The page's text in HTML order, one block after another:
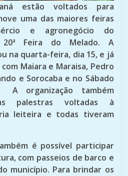
estão voltados para
uma das maiores feiras
e agronegócio do
Feira do Melado. A
na quarta-feira, dia 15, e já
Maiara e Maraisa, Pedro
e Sorocaba e no Sábado
organização também
palestras voltadas à
leiteira e todas tiveram
é possível participar
com passeios de barco e
município. Para brindar os